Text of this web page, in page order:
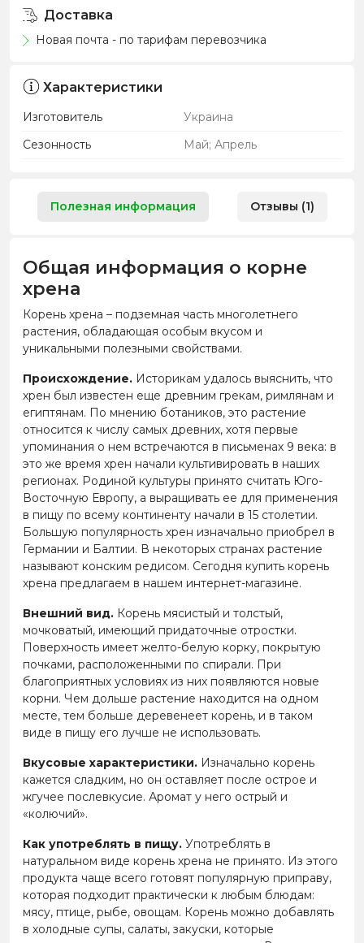
Доставка
Новая почта - по тарифам перевозчика
Характеристики
Изготовитель
Украина
Сезонность
Май; Апрель
Полезная информация Отзывы (1)
Общая информация о корне
хрена
Корень хрена – подземная часть многолетнего
растения, обладающая особым вкусом и
уникальными полезными свойствами.
Происхождение. Историкам удалось выяснить, что
хрен был известен еще древним грекам, римлянам и
египтянам. По мнению ботаников, это растение
относится к числу самых древних, хотя первые
упоминания о нем встречаются в письменах 9 века: в
это же время хрен начали культивировать в наших
регионах. Родиной культуры принято считать Юго-
Восточную Европу, а выращивать ее для применения
в пищу по всему континенту начали в 15 столетии.
Большую популярность хрен изначально приобрел в
Германии и Балтии. В некоторых странах растение
называют конским редисом. Сегодня купить корень
хрена предлагаем в нашем интернет-магазине.
Внешний вид. Корень мясистый и толстый,
мочковатый, имеющий придаточные отростки.
Поверхность имеет желто-белую корку, покрытую
почками, расположенными по спирали. При
благоприятных условиях из них появляются новые
корни. Чем дольше растение находится на одном
месте, тем больше деревенеет корень, и в таком
виде в пищу его лучше не использовать.
Вкусовые характеристики. Изначально корень
кажется сладким, но он оставляет после острое и
жгучее послевкусие. Аромат у него острый и
«колючий».
Как употреблять в пищу. Употреблять в
натуральном виде корень хрена не принято. Из этого
продукта чаще всего готовят популярную приправу,
которая подходит практически к любым блюдам:
мясу, птице, рыбе, овощам. Корень можно добавлять
в холодные супы, салаты, закуски, которые